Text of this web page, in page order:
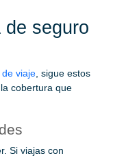
de seguro
viaje , sigue estos
cobertura que
Si viajas con